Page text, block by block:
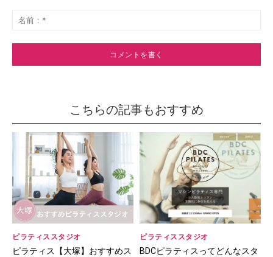
ト：
*
こちらの記事もおすすめ
ピラティススタジオ
ピラティス【大塚】おすすめス
ピラティススタジオ
BDCピラティスってどんなスタ